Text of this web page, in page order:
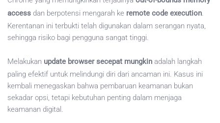
access dan berpotensi mengarah ke remote code execution.
Kerentanan ini terbukti telah digunakan dalam serangan nyata,
sehingga risiko bagi pengguna sangat tinggi.
Melakukan update browser secepat mungkin adalah langkah
paling efektif untuk melindungi diri dari ancaman ini. Kasus ini
kembali menegaskan bahwa pembaruan keamanan bukan
sekadar opsi, tetapi kebutuhan penting dalam menjaga
keamanan digital.